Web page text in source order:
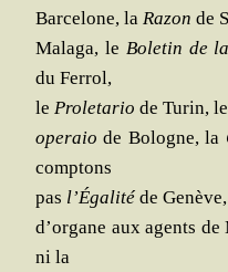
Bar­ce­lone, la Razon de
Mala­ga, le Bole­tin de
du Ferrol,
le Pro­le­ta­rio de Turin, le
ope­raio de Bologne, la
comptons
pas l’É­ga­li­té de
d’or­gane aux agents
ni la